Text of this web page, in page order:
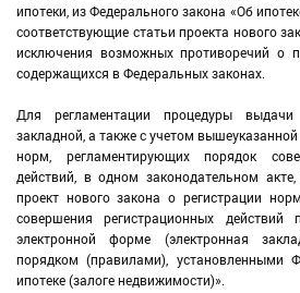
ипотеки, из Федерального закона «Об
соответствующие статьи проекта нового
исключения возможных противоречий о
содержащихся в Федеральных законах.
Для регламентации процедуры
закладной, а также с учетом
норм, регламентирующих порядок
действий, в одном законодательном
проект нового закона о регистрации
совершения регистрационных
электронной форме (электронная
порядком (правилами), установленными
ипотеке (залоге недвижимости)».